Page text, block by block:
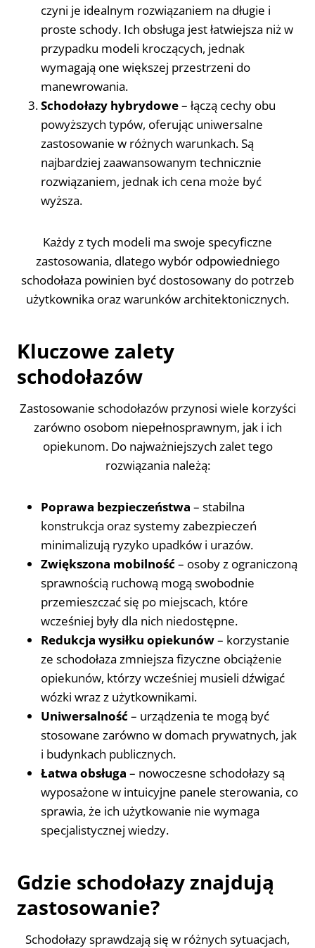
czyni je idealnym rozwiązaniem na długie i
proste schody. Ich obsługa jest łatwiejsza niż w
przypadku modeli kroczących, jednak
wymagają one większej przestrzeni do
manewrowania.
Schodołazy hybrydowe– łączą cechy obu
powyższych typów, oferując uniwersalne
zastosowanie w różnych warunkach. Są
najbardziej zaawansowanym technicznie
rozwiązaniem, jednak ich cena może być
wyższa.
Każdy z tych modeli ma swoje specyficzne
zastosowania, dlatego wybór odpowiedniego
schodołaza powinien być dostosowany do potrzeb
użytkownika oraz warunków architektonicznych.
Kluczowe zalety
schodołazów
Zastosowanie schodołazów przynosi wiele korzyści
zarówno osobom niepełnosprawnym, jak i ich
opiekunom. Do najważniejszych zalet tego
rozwiązania należą:
Poprawa bezpieczeństwa – stabilna
konstrukcja oraz systemy zabezpieczeń
minimalizują ryzyko upadków i urazów.
Zwiększona mobilność – osoby z ograniczoną
sprawnością ruchową mogą swobodnie
przemieszczać się po miejscach, które
wcześniej były dla nich niedostępne.
Redukcja wysiłku opiekunów– korzystanie
ze schodołaza zmniejsza fizyczne obciążenie
opiekunów, którzy wcześniej musieli dźwigać
wózki wraz z użytkownikami.
Uniwersalność – urządzenia te mogą być
stosowane zarówno w domach prywatnych, jak
i budynkach publicznych.
Łatwa obsługa – nowoczesne schodołazy są
wyposażone w intuicyjne panele sterowania, co
sprawia, że ich użytkowanie nie wymaga
specjalistycznej wiedzy.
Gdzie schodołazy znajdują
zastosowanie?
Schodołazy sprawdzają się w różnych sytuacjach,